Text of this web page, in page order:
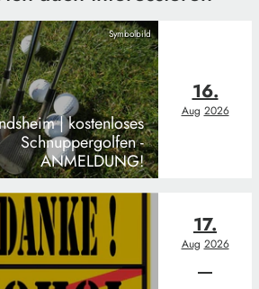
Symbolbild
| kostenloses
Schnuppergolfen -
ANMELDUNG!
16.
Aug 2026
17.
Aug 2026